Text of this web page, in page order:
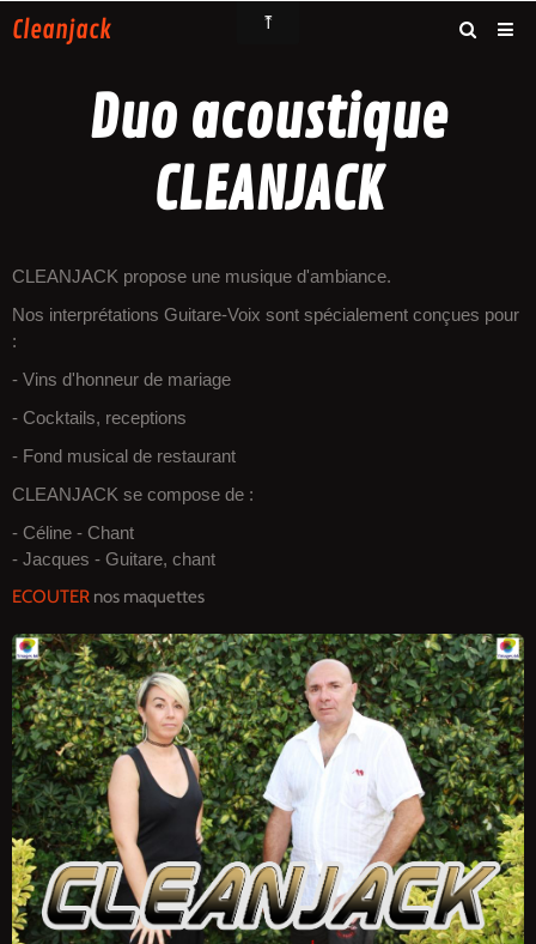
Cleanjack
Duo acoustique
CLEANJACK
CLEANJACK propose une musique d'ambiance.
Nos interprétations Guitare-Voix sont spécialement conçues pour
:
- Vins d'honneur de mariage
- Cocktails, receptions
- Fond musical de restaurant
CLEANJACK se compose de :
- Céline - Chant
- Jacques - Guitare, chant
ECOUTER nos maquettes